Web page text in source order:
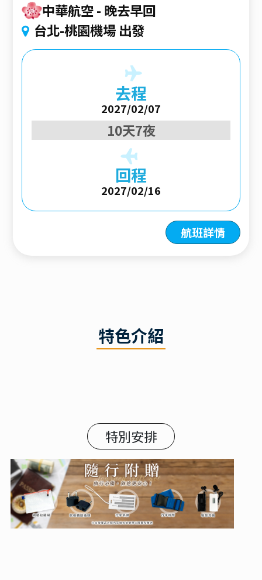
中華航空 晚去早回
台北-桃園機場 出發
去程
2027/02/07
10天7夜
回程
2027/02/16
航班詳情
特色介紹
特別安排